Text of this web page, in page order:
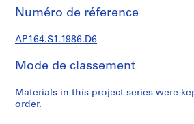
j
c
s
1
9
Numéro de réference
AP164.S1.1986.D6
Mode de classement
Materials in this project series were
order.